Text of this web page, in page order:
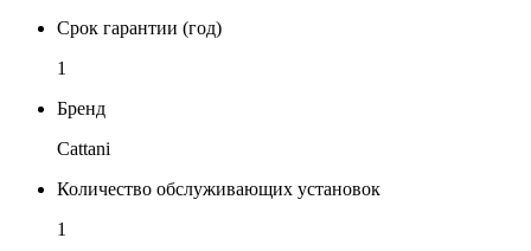
Срок гарантии (год)
1
Бренд
Cattani
Количество обслуживающих установок
1